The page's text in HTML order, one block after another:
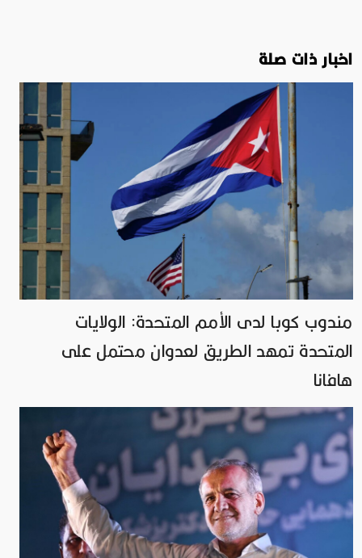
اخبار ذات صلة
مندوب كوبا لدى الأمم المتحدة: الولايات
المتحدة تمهد الطريق لعدوان محتمل على
هافانا